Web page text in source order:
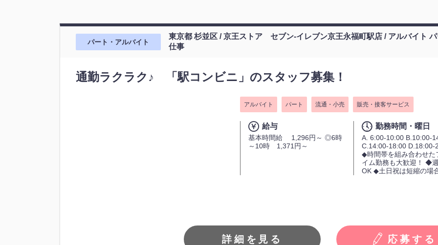
パート・アルバイト
東京都 杉並区 / 京王ストア セブン-イレブン京王永福町駅店 / アルバイト
仕事
通勤ラクラク♪ 「駅コンビニ」のスタッフ募集！
アルバイト パート 流通・小売 販売・接客サービス
給与
基本時間給 1,296円～ ◎6時
～10時 1,371円～
勤務時間・曜日
A. 6:00-10:00 B.10:00-
C.14:00-18:00 D.18:00-
◆時間帯を組み合わせた
イム勤務も大歓迎！ ◆
OK ◆土日祝は短縮の場
詳細を見る 応募する